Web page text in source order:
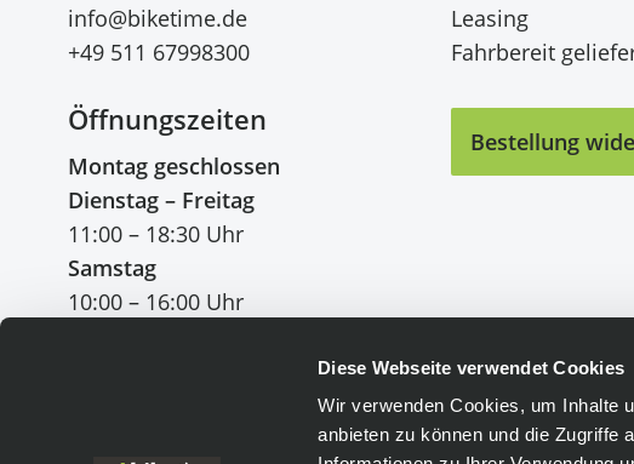
Diese Webseite verwendet Cookies
Wir verwenden Cookies, um Inhalte
anbieten zu können und die Zugriffe
info@biketime.de
+49 511 67998300
Öffnungszeiten
Montag geschlossen
Dienstag – Freitag
11:00 – 18:30 Uhr
Samstag
10:00 – 16:00 Uhr
Leasing
Fahrbereit
Bestellung